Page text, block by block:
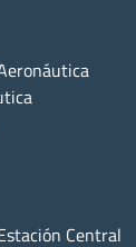
Central